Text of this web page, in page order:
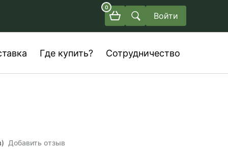
0
Войти
Где купить? Сотрудничество
Добавить отзыв